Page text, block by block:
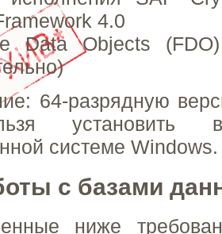
4.0
Data Objects
64-разрядную
установить в
системе Windows.
с базами
ниже